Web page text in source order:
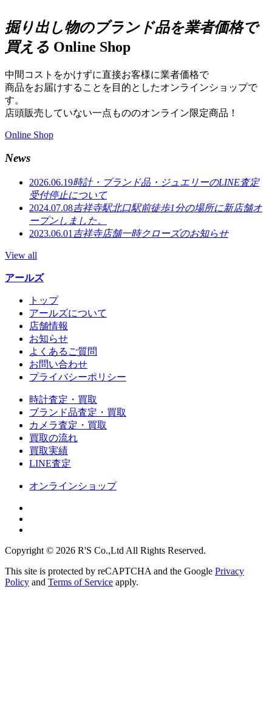
掘り出し物のブランド品を業者価格で
買える Online Shop
中間コストをかけずに直接お客様に業者価格で
商品をお届けすることを目的としたオンラインショップで
す。
店頭販売していない一点もののオンライン限定商品！
Online Shop
News
2026.06.19時計・ブランド品・ジュエリーのLINE査定
受付停止について
2024.07.08吉祥寺駅北口駅前徒歩1分の場所に新店舗オ
ープンしました。
2023.06.01 吉祥寺店舗一時クローズのお知らせ
View all
アールズ
トップ
アールズについて
店舗情報
お知らせ
よくあるご質問
お問い合わせ
プライバシーポリシー
時計査定・買取
ブランド品査定・買取
カメラ査定・買取
買取の流れ
買取実績
LINE査定
オンラインショップ
Copyright © 2026 R'S Co.,Ltd All Rights Reserved.
This site is protected by reCAPTCHA and the Google Privacy
Policy and Terms of Service apply.